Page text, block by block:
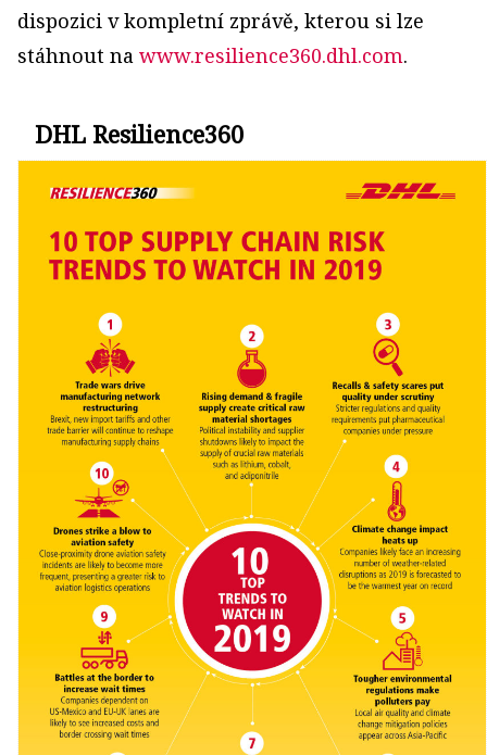
dispozici v kompletní zprávě, kterou si lze
stáhnout na www.resilience360.dhl.com.
DHL Resilience360